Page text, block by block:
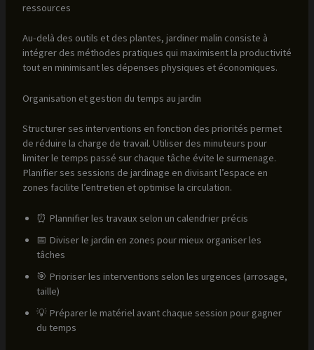
ressources
Au-delà des outils et des plantes, jardiner malin consiste à
intégrer des méthodes pratiques qui maximisent la productivité
tout en minimisant les dépenses physiques et économiques.
Organisation et gestion du temps au jardin
Structurer ses interventions en fonction des priorités permet
de réduire la charge de travail. Utiliser des minuteurs pour
limiter le temps passé sur chaque tâche évite le surmenage.
Planifier ses sessions de jardinage en divisant l’espace en
zones facilite l’entretien et optimise la circulation.
⏰ Plannifier les travaux selon un calendrier précis
📅 Diviser le jardin en zones pour mieux organiser les
tâches
🎯 Prioriser les interventions selon les urgences (arrosage,
taille)
💡 Préparer le matériel avant chaque session pour gagner
du temps